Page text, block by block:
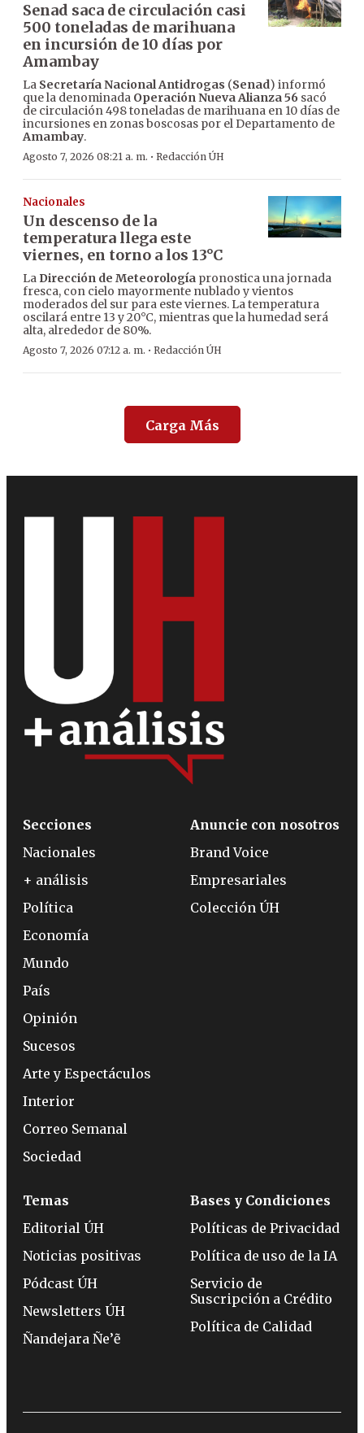
Senad saca de circulación casi
500 toneladas de marihuana
en incursión de 10 días por
Amambay
La Secretaría Nacional Antidrogas (Senad) informó
que la denominada Operación Nueva Alianza 56 sacó
de circulación 498 toneladas de marihuana en 10 días de
incursiones en zonas boscosas por el Departamento de
Amambay.
Agosto 7, 2026 08:21 a. m. · Redacción ÚH
Nacionales
Un descenso de la
temperatura llega este
viernes, en torno a los 13°C
La Dirección de Meteorología pronostica una jornada
fresca, con cielo mayormente nublado y vientos
moderados del sur para este viernes. La temperatura
oscilará entre 13 y 20°C, mientras que la humedad será
alta, alrededor de 80%.
Agosto 7, 2026 07:12 a. m. · Redacción ÚH
Carga Más
Secciones
Nacionales
+ análisis
Política
Economía
Mundo
País
Opinión
Sucesos
Arte y Espectáculos
Interior
Correo Semanal
Sociedad
Anuncie con nosotros
Brand Voice
Empresariales
Colección ÚH
Temas
Editorial ÚH
Noticias positivas
Pódcast ÚH
Newsletters ÚH
Ñandejara Ñe’ẽ
Bases y Condiciones
Políticas de Privacidad
Política de uso de la IA
Servicio de
Suscripción a Crédito
Política de Calidad